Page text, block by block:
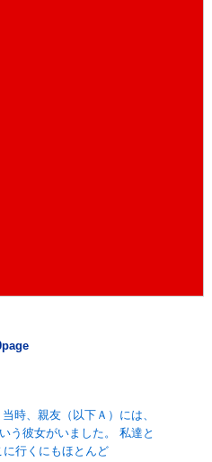
時、親友（以下Ａ）には、
う彼女がいました。 私達と
に行くにもほとんど